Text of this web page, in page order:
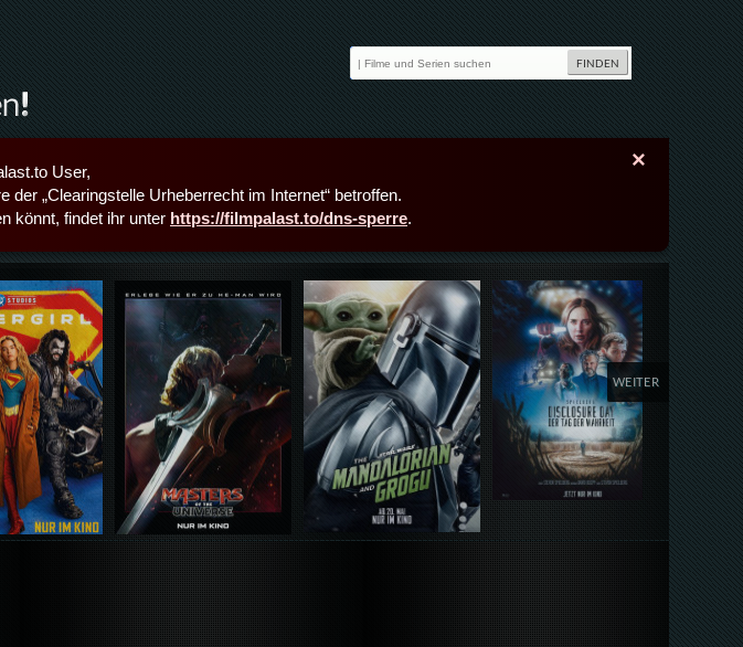
×
User,
„Clearingstelle Urheberrecht im Internet“ betroffen.
könnt, findet ihr unter https://filmpalast.to/dns-sperre.
Details,Play Details,Play Details,Play
WEITER